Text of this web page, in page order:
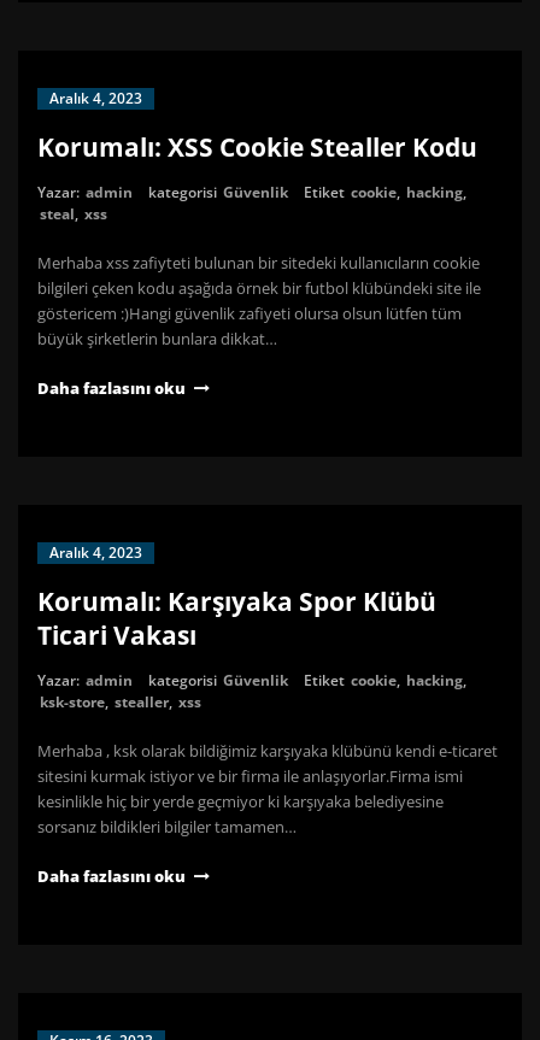
Aralık 4, 2023
Korumalı: XSS Cookie Stealler Kodu
Yazar: admin kategorisi Güvenlik Etiket cookie, hacking,
steal, xss
Merhaba xss zafiyteti bulunan bir sitedeki kullanıcıların cookie
bilgileri çeken kodu aşağıda örnek bir futbol klübündeki site ile
göstericem :)Hangi güvenlik zafiyeti olursa olsun lütfen tüm
büyük şirketlerin bunlara dikkat…
Daha fazlasını oku
Aralık 4, 2023
Korumalı: Karşıyaka Spor Klübü
Ticari Vakası
Yazar: admin kategorisi Güvenlik Etiket cookie, hacking,
ksk-store, stealler, xss
Merhaba , ksk olarak bildiğimiz karşıyaka klübünü kendi e-ticaret
sitesini kurmak istiyor ve bir firma ile anlaşıyorlar.Firma ismi
kesinlikle hiç bir yerde geçmiyor ki karşıyaka belediyesine
sorsanız bildikleri bilgiler tamamen…
Daha fazlasını oku